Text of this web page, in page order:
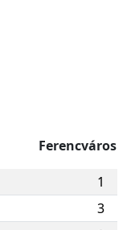
Ferencváros
1
3